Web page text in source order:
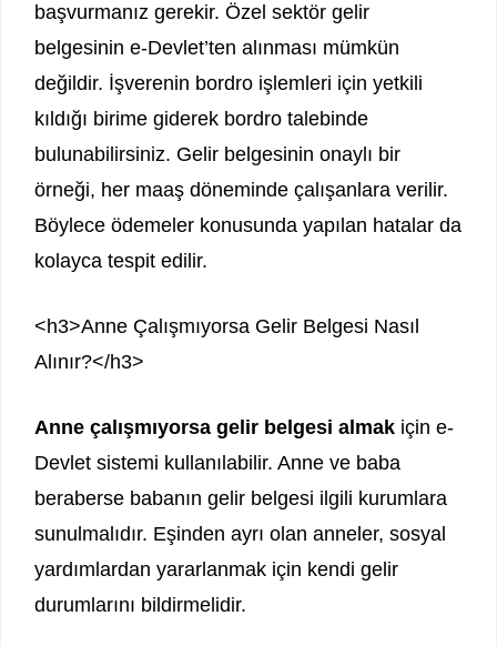
başvurmanız gerekir. Özel sektör gelir
belgesinin e-Devlet’ten alınması mümkün
değildir. İşverenin bordro işlemleri için yetkili
kıldığı birime giderek bordro talebinde
bulunabilirsiniz. Gelir belgesinin onaylı bir
örneği, her maaş döneminde çalışanlara verilir.
Böylece ödemeler konusunda yapılan hatalar da
kolayca tespit edilir.
<h3>Anne Çalışmıyorsa Gelir Belgesi Nasıl
Alınır?</h3>
Anne çalışmıyorsa gelir belgesi almak için e-
Devlet sistemi kullanılabilir. Anne ve baba
beraberse babanın gelir belgesi ilgili kurumlara
sunulmalıdır. Eşinden ayrı olan anneler, sosyal
yardımlardan yararlanmak için kendi gelir
durumlarını bildirmelidir.